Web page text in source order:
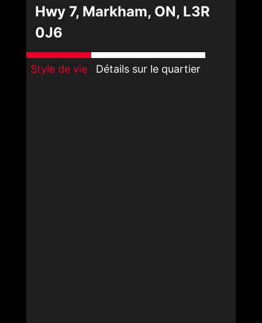
Hwy 7, Markham, ON, L3R
0J6
Style de vie Détails sur le quartier